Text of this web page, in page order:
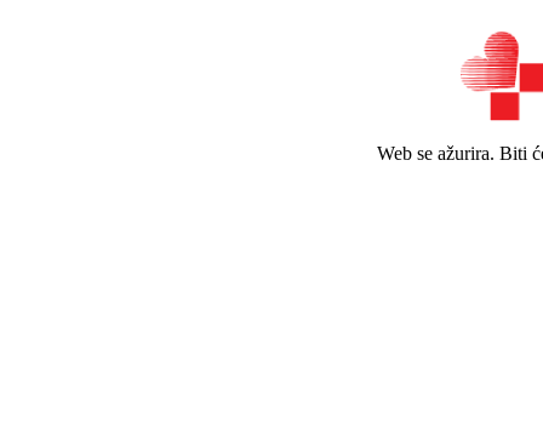
Web se ažurira. Biti